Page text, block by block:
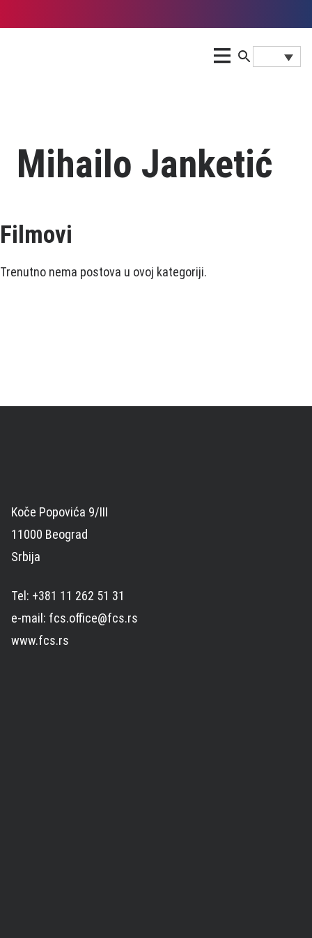
Mihailo Janketić
Filmovi
Trenutno nema postova u ovoj kategoriji.
Koče Popovića 9/III
11000 Beograd
Srbija
Tel: +381 11 262 51 31
e-mail: fcs.office@fcs.rs
www.fcs.rs